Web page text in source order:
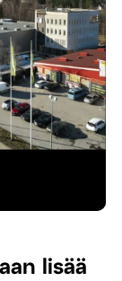
lisää